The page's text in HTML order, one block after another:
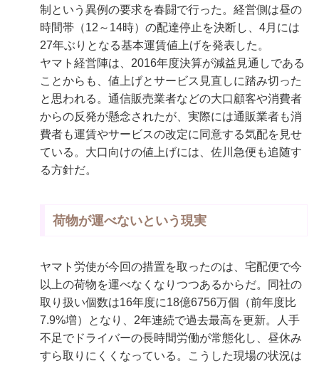
制という異例の要求を春闘で行った。経営側は昼の
時間帯（12～14時）の配達停止を決断し、4月には
27年ぶりとなる基本運賃値上げを発表した。
ヤマト経営陣は、2016年度決算が減益見通しである
ことからも、値上げとサービス見直しに踏み切った
と思われる。通信販売業者などの大口顧客や消費者
からの反発が懸念されたが、実際には通販業者も消
費者も運賃やサービスの改定に同意する気配を見せ
ている。大口向けの値上げには、佐川急便も追随す
る方針だ。
荷物が運べないという現実
ヤマト労使が今回の措置を取ったのは、宅配便で今
以上の荷物を運べなくなりつつあるからだ。同社の
取り扱い個数は16年度に18億6756万個（前年度比
7.9%増）となり、2年連続で過去最高を更新。人手
不足でドライバーの長時間労働が常態化し、昼休み
すら取りにくくなっている。こうした現場の状況は